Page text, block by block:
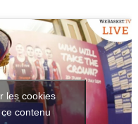
les cookies
contenu